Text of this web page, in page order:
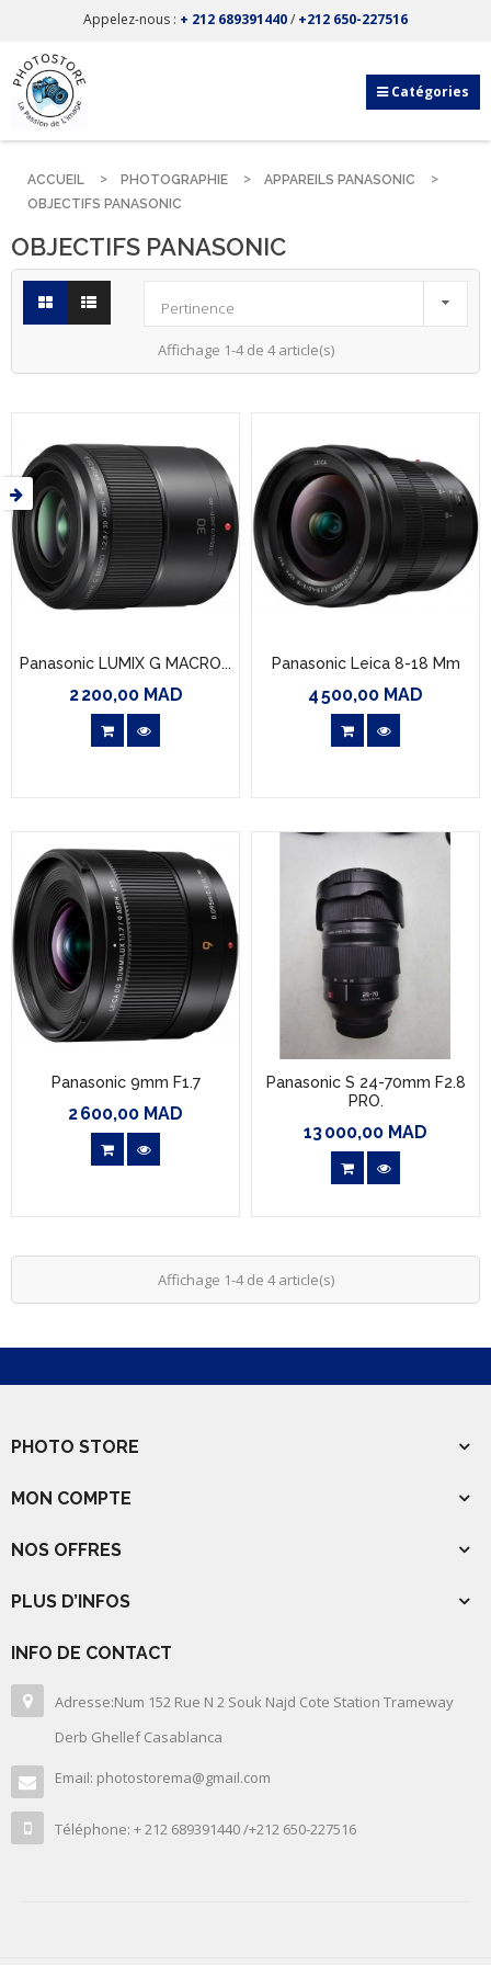
Appelez-nous : + 212 689391440/ +212 650-227516
Catégories
ACCUEIL PHOTOGRAPHIE
APPAREILS PANASONIC
OBJECTIFS PANASONIC
OBJECTIFS PANASONIC
Pertinence 
Affichage 1-4 de 4 article(s)
Panasonic LUMIX G MACRO...
Prix
2 200,00 MAD
Panasonic Leica 8-18 Mm
Prix
4 500,00 MAD
Panasonic 9mm F1.7
Prix
2 600,00 MAD
Panasonic S 24-70mm F2.8
PRO.
Prix
13 000,00 MAD
Affichage 1-4 de 4 article(s)
PHOTO STORE
MON COMPTE
NOS OFFRES
PLUS D’INFOS
INFO DE CONTACT
Adresse:Num 152 Rue N 2 Souk Najd Cote Station Trameway
Derb Ghellef Casablanca
Email: photostorema@gmail.com
Téléphone: + 212 689391440 /+212 650-227516